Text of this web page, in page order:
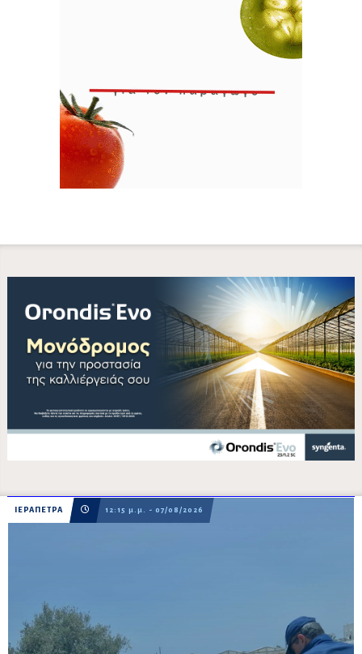
ΙΕΡΑΠΕΤΡΑ 12:15 μ.μ. - 07/08/2026